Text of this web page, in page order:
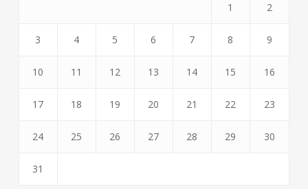
1 2
3 4 5 6 7 8 9
10 11 12 13 14 15 16
17 18 19 20 21 22 23
24 25 26 27 28 29 30
31